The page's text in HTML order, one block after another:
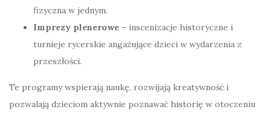
fizyczna w jednym.
Imprezy plenerowe – inscenizacje historyczne i
turnieje rycerskie angażujące dzieci w wydarzenia z
przeszłości.
Te programy wspierają naukę, rozwijają kreatywność i
pozwalają dzieciom aktywnie poznawać historię w otoczeniu